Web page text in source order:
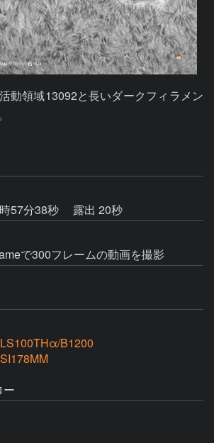
動領域13092と長いダークフィラメン
57分38秒
露出 20秒
で300フレームの動画を撮影
LS100THα/B1200
ー